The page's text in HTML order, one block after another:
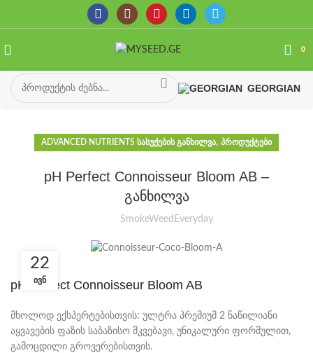
0
GEORGIAN
ADVANCED NUTRIENTS ᲡᲐᲡᲣᲥᲔᲑᲘᲡ ᲒᲐᲜᲮᲘᲚᲕᲐ, ᲞᲠᲝᲓᲣᲥᲢᲔᲑᲘ
pH Perfect Connoisseur Bloom AB –
განხილვა
SmokeWeedEveryday
22
ᲘᲕᲜ
pH Perfect Connoisseur Bloom AB
მხოლოდ ექსპერტებისთვის: ულტრა პრემიუმ 2 ნაწილიანი
აყვავების ფაზის საბაზისო მკვებავი, უნიკალური ფორმულით,
გამოცდილი გროვერებისთვის.